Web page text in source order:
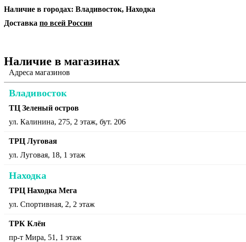
Наличие в городах: Владивосток, Находка
Доставка по всей России
Наличие в магазинах
Адреса магазинов
Владивосток
ТЦ Зеленый остров
ул. Калинина, 275, 2 этаж, бут. 206
ТРЦ Луговая
ул. Луговая, 18, 1 этаж
Находка
ТРЦ Находка Мега
ул. Спортивная, 2, 2 этаж
ТРК Клён
пр-т Мира, 51, 1 этаж